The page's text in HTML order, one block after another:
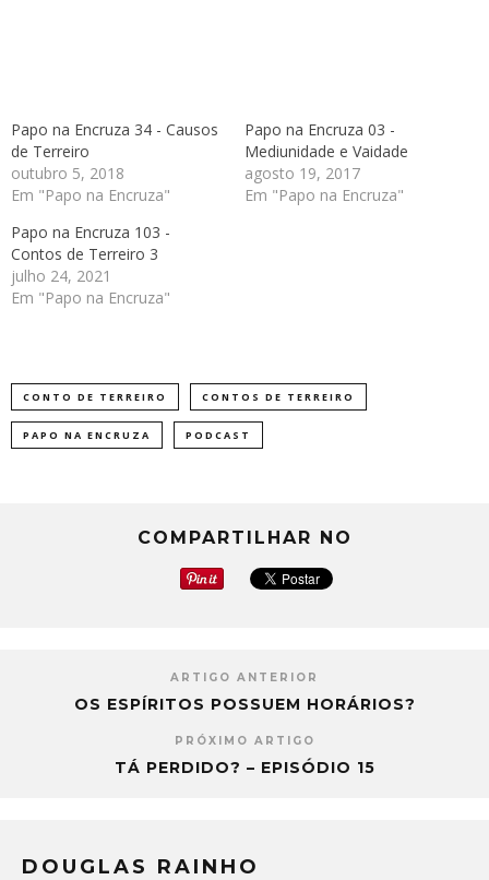
Papo na Encruza 34 - Causos
de Terreiro
outubro 5, 2018
Em "Papo na Encruza"
Papo na Encruza 03 -
Mediunidade e Vaidade
agosto 19, 2017
Em "Papo na Encruza"
Papo na Encruza 103 -
Contos de Terreiro 3
julho 24, 2021
Em "Papo na Encruza"
CONTO DE TERREIRO CONTOS DE TERREIRO
PAPO NA ENCRUZA PODCAST
COMPARTILHAR NO
ARTIGO ANTERIOR
OS ESPÍRITOS POSSUEM HORÁRIOS?
PRÓXIMO ARTIGO
TÁ PERDIDO? – EPISÓDIO 15
DOUGLAS RAINHO